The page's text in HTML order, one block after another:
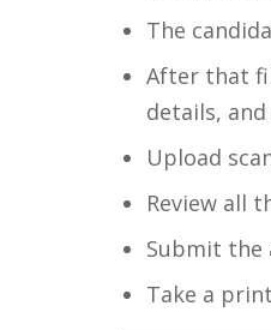
The
After that
details,
Upload
Review all
Submit the
Take a